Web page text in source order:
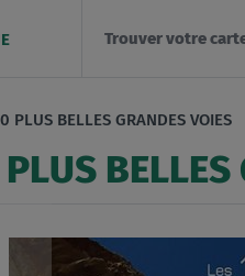
Trouver votre
PLUS BELLES GRANDES VOIES
BELLES